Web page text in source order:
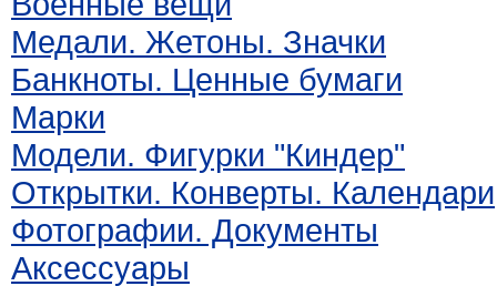
Медали. Жетоны. Значки
Банкноты. Ценные бумаги
Марки
Модели. Фигурки "Киндер"
Открытки. Конверты. Календари
Фотографии. Документы
Аксессуары